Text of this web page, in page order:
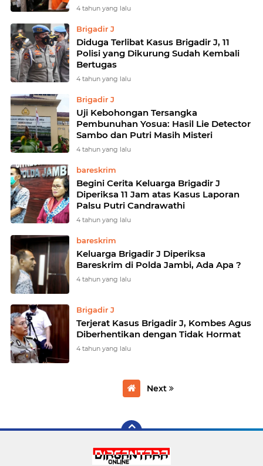
4 tahun yang lalu
Brigadir J
Diduga Terlibat Kasus Brigadir J, 11
Polisi yang Dikurung Sudah Kembali
Bertugas
4 tahun yang lalu
Brigadir J
Uji Kebohongan Tersangka
Pembunuhan Yosua: Hasil Lie Detector
Sambo dan Putri Masih Misteri
4 tahun yang lalu
bareskrim
Begini Cerita Keluarga Brigadir J
Diperiksa 11 Jam atas Kasus Laporan
Palsu Putri Candrawathi
4 tahun yang lalu
bareskrim
Keluarga Brigadir J Diperiksa
Bareskrim di Polda Jambi, Ada Apa ?
4 tahun yang lalu
Brigadir J
Terjerat Kasus Brigadir J, Kombes Agus
Diberhentikan dengan Tidak Hormat
4 tahun yang lalu
Next